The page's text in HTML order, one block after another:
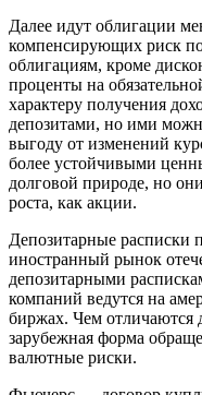
Далее идут облигации
компенсирующих риск
облигациям, кроме
проценты на
характеру получения
депозитами, но ими
выгоду от изменений
более устойчивыми
долговой природе, но
роста, как акции.
Депозитарные расписки
иностранный рынок
депозитарными
компаний ведутся на
биржах. Чем
зарубежная форма
валютные риски.